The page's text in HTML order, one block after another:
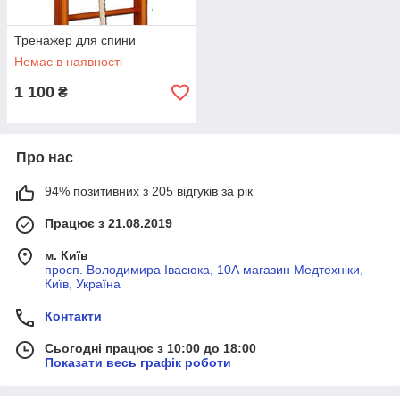
Тренажер для спини
Немає в наявності
1 100 ₴
Про нас
94% позитивних з 205 відгуків за рік
Працює з 21.08.2019
м. Київ
просп. Володимира Івасюка, 10А магазин Медтехніки,
Київ, Україна
Контакти
Сьогодні працює з 10:00 до 18:00
Показати весь графік роботи